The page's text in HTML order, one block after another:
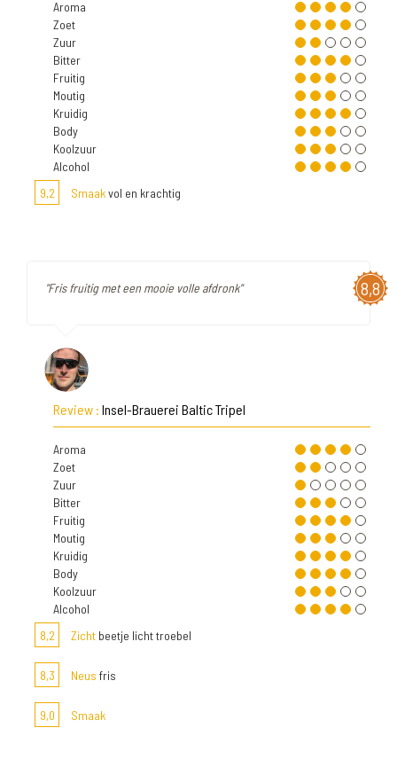
Aroma
Zoet
Zuur
Bitter
Fruitig
Moutig
Kruidig
Body
Koolzuur
Alcohol
9,2
Smaakvol en krachtig
8,8
"Fris fruitig met een mooie volle afdronk"
Review : Insel-Brauerei Baltic Tripel
Aroma
Zoet
Zuur
Bitter
Fruitig
Moutig
Kruidig
Body
Koolzuur
Alcohol
8,2
Zicht beetje licht troebel
8,3 Neus fris
9,0 Smaak